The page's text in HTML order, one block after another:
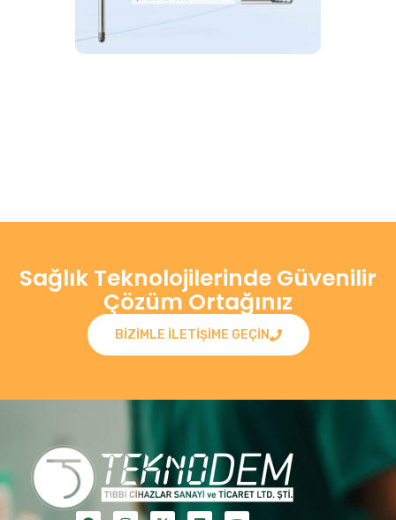
Sağlık Teknolojilerinde Güvenilir
Çözüm Ortağınız
BIZIMLE ILETIŞIME GEÇIN